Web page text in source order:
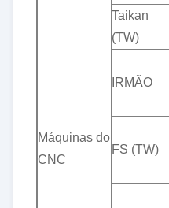
Máquinas do
CNC
Taikan
(TW)
IRMÃO
FS (TW)